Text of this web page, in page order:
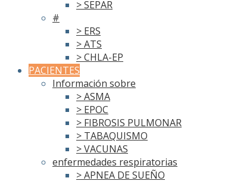
> SEPAR
#
> ERS
> ATS
> CHLA-EP
PACIENTES
Información sobre
> ASMA
> EPOC
> FIBROSIS PULMONAR
> TABAQUISMO
> VACUNAS
enfermedades respiratorias
> APNEA DE SUEÑO